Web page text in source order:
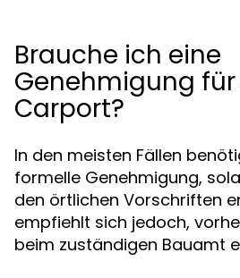
Brauche ich eine
Genehmigung
Carport?
In den meisten Fällen
formelle Genehmigung,
den örtlichen Vorschriften
empfiehlt sich jedoch,
beim zuständigen Bauamt